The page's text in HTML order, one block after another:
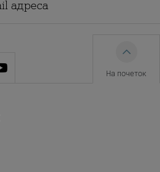
На почеток